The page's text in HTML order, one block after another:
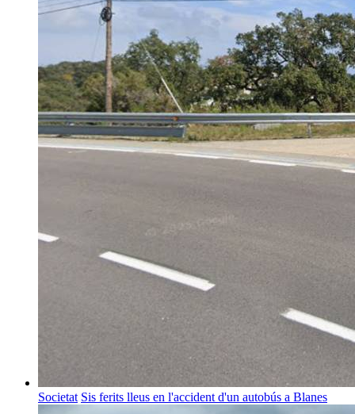
Societat Sis ferits lleus en l'accident d'un autobús a Blanes